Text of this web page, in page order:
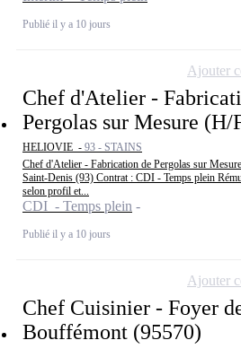
Publié il y a 10 jours
Chef d'Atelier -
Pergolas sur Mesure (H/
HELIOVIE - 93 - STAINS
Chef d'Atelier - Fabrication de Pergolas sur
Saint-Denis (93) Contrat : CDI - Temps plein
selon profil et...
CDI - Temps plein
Publié il y a 10 jours
Ajouter
Chef Cuisinier - Foyer
Bouffémont (95570)
Ajouter